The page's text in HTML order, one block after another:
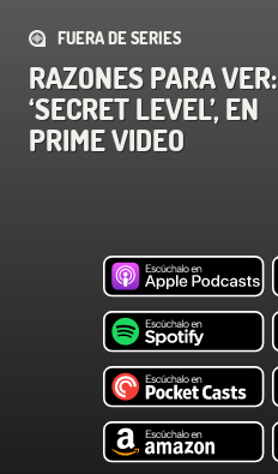
FUERA DE SERIES
RAZONES PARA VER:
‘SECRET LEVEL’, EN
PRIME VIDEO